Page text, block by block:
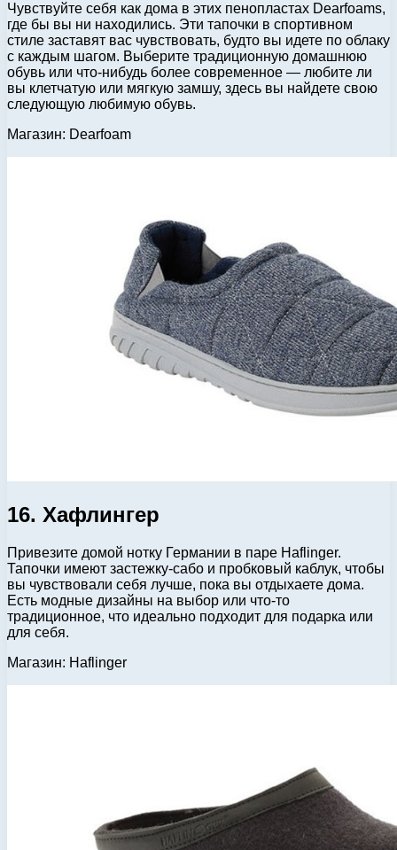
Чувствуйте себя как дома в этих пенопластах Dearfoams,
где бы вы ни находились. Эти тапочки в спортивном
стиле заставят вас чувствовать, будто вы идете по облаку
с каждым шагом. Выберите традиционную домашнюю
обувь или что-нибудь более современное — любите ли
вы клетчатую или мягкую замшу, здесь вы найдете свою
следующую любимую обувь.
Магазин: Dearfoam
16. Хафлингер
Привезите домой нотку Германии в паре Haflinger.
Тапочки имеют застежку-сабо и пробковый каблук, чтобы
вы чувствовали себя лучше, пока вы отдыхаете дома.
Есть модные дизайны на выбор или что-то
традиционное, что идеально подходит для подарка или
для себя.
Магазин: Haflinger